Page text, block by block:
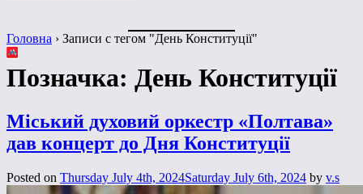
Головна › Записи с тегом "День Конституції"
Позначка: День Конституції
Міський духовий оркестр «Полтава»
дав концерт до Дня Конституції
Posted on Thursday July 4th, 2024Saturday July 6th, 2024 by v.s